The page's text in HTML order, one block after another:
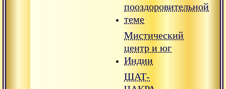
пооздоровительной
теме
Мистический
центр и юг
Индии
ШАТ-